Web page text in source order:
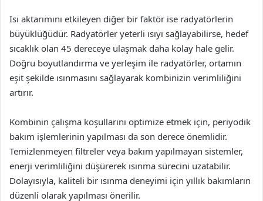
Isı aktarımını etkileyen diğer bir faktör ise radyatörlerin
büyüklüğüdür. Radyatörler yeterli ısıyı sağlayabilirse, hedef
sıcaklık olan 45 dereceye ulaşmak daha kolay hale gelir.
Doğru boyutlandırma ve yerleşim ile radyatörler, ortamın
eşit şekilde ısınmasını sağlayarak kombinizin verimliliğini
artırır.
Kombinin çalışma koşullarını optimize etmek için, periyodik
bakım işlemlerinin yapılması da son derece önemlidir.
Temizlenmeyen filtreler veya bakım yapılmayan sistemler,
enerji verimliliğini düşürerek ısınma sürecini uzatabilir.
Dolayısıyla, kaliteli bir ısınma deneyimi için yıllık bakımların
düzenli olarak yapılması önerilir.